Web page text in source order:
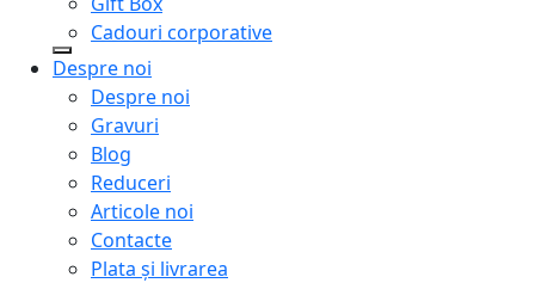
Cadouri corporative
Despre noi
Despre noi
Gravuri
Blog
Reduceri
Articole noi
Contacte
Plata și livrarea